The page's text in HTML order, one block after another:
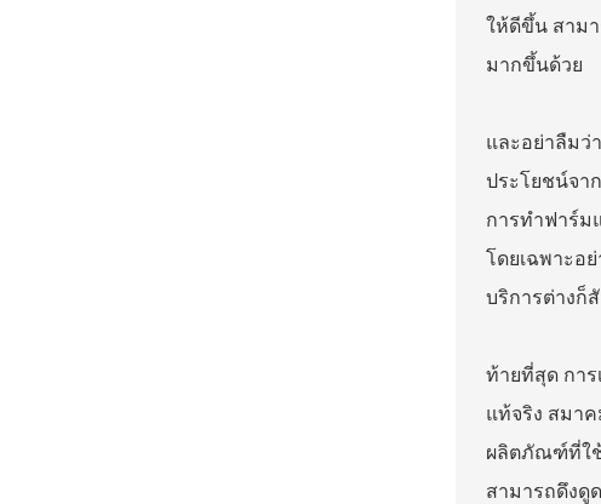
ให้ดีขึ้น สามา
มากขึ้นด้วย
และอย่าลืมว่
ประโยชน์จา
การทำฟาร์ม
โดยเฉพาะอ
บริการต่างก็
ท้ายที่สุด กา
แท้จริง สมา
ผลิตภัณฑ์ที่ใช้
สามารถดึงดู